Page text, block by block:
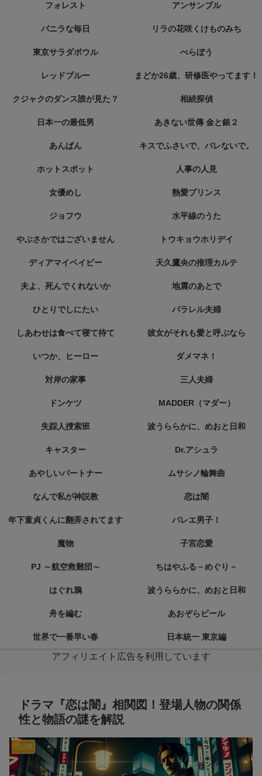
フォレスト アンサンブル
バニラな毎日 リラの花咲くけものみち
東京サラダボウル べらぼう
レッドブルー まどか26歳、研修医やってます！
クジャクのダンス誰が見た？ 相続探偵
日本一の最低男 あきない世傳 金と銀２
あんぱん キスでふさいで、バレないで。
ホットスポット 人事の人見
女優めし 熱愛プリンス
ジョフウ 水平線のうた
やぶさかではございません トウキョウホリデイ
ディアマイベイビー 天久鷹央の推理カルテ
夫よ、死んでくれないか 地震のあとで
ひとりでしにたい パラレル夫婦
しあわせは食べて寝て待て 彼女がそれも愛と呼ぶなら
いつか、ヒーロー ダメマネ！
対岸の家事 三人夫婦
ドンケツ MADDER（マダー）
失踪人捜索班 波うららかに、めおと日和
キャスター Dr.アシュラ
あやしいパートナー ムサシノ輪舞曲
なんで私が神説教 恋は闇
年下童貞くんに翻弄されてます バレエ男子！
魔物 子宮恋愛
PJ ～航空救難団～ ちはやふる－めぐり－
はぐれ鴉 波うららかに、めおと日和
舟を編む あおぞらビール
世界で一番早い春 日本統一 東京編
アフィリエイト広告を利用しています
ドラマ『恋は闇』相関図！登場人物の関係
性と物語の謎を解説
恋は闇